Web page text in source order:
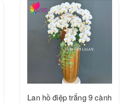
Lan hồ điệp trắng 9 cành